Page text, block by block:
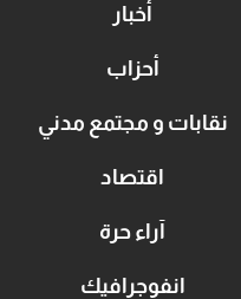
أخبار
أحزاب
نقابات و مجتمع مدني
اقتصاد
آراء حرة
انفوجرافيك